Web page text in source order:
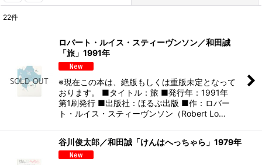
絞り込む
22件
ロバート・ルイス・スティーヴンソン／和田誠
「旅」1991年
※現在この本は、絶版もしくは重版未定となって
おります。 ■タイトル：旅 ■発行年：1991年
第1刷発行 ■出版社：ほるぷ出版 ■作：ロバー
ト・ルイス・スティーヴンソン（Robert Lo…
谷川俊太郎／和田誠「けんはへっちゃら」1979年